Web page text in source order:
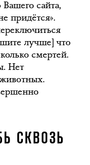
сайта,
придётся».
лучше] что
смертей.
Нет
СКВОЗЬ